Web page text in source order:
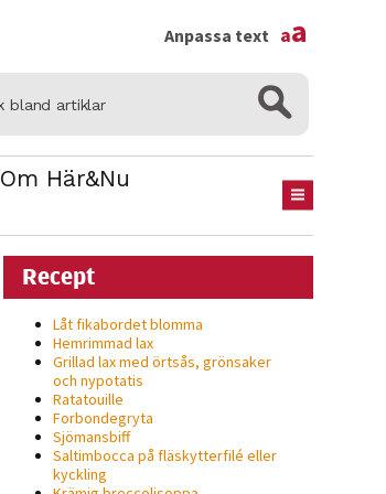
Om Här&Nu
Anpassa text aa
Recept
Låt fikabordet blomma
Hemrimmad lax
Grillad lax med örtsås, grönsaker
och nypotatis
Ratatouille
Forbondegryta
Sjömansbiff
Saltimbocca på fläsk­ytterfilé eller
kyckling